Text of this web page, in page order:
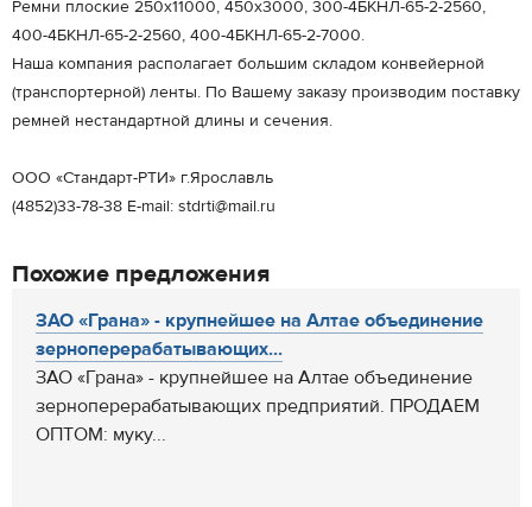
Ремни плоские 250х11000, 450х3000, 300-4БКНЛ-65-2-2560,
400-4БКНЛ-65-2-2560, 400-4БКНЛ-65-2-7000.
Наша компания располагает большим складом конвейерной
(транспортерной) ленты. По Вашему заказу производим поставку
ремней нестандартной длины и сечения.
ООО «Стандарт-РТИ» г.Ярославль
(4852)33-78-38 Е-mail: stdrti@mail.ru
Похожие предложения
ЗАО «Грана» - крупнейшее на Алтае объединение
зерноперерабатывающих...
ЗАО «Грана» - крупнейшее на Алтае объединение
зерноперерабатывающих предприятий. ПРОДАЕМ
ОПТОМ: муку...